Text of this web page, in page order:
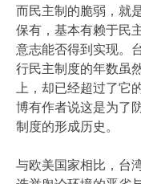
而民主制的脆弱，就
保有，基本有赖于民
意志能否得到实现。
行民主制度的年数虽
上，却已经超过了它
博有作者说这是为了
制度的形成历史。
与欧美国家相比，台